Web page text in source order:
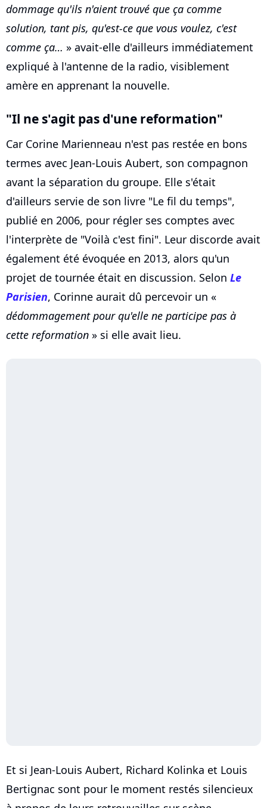
dommage qu'ils n'aient trouvé que ça comme
solution, tant pis, qu'est-ce que vous voulez, c'est
comme ça… » avait-elle d'ailleurs immédiatement
expliqué à l'antenne de la radio, visiblement
amère en apprenant la nouvelle.
"Il ne s'agit pas d'une reformation"
Car Corine Marienneau n'est pas restée en bons
termes avec Jean-Louis Aubert, son compagnon
avant la séparation du groupe. Elle s'était
d'ailleurs servie de son livre "Le fil du temps",
publié en 2006, pour régler ses comptes avec
l'interprète de "Voilà c'est fini". Leur discorde avait
également été évoquée en 2013, alors qu'un
projet de tournée était en discussion. Selon Le
Parisien, Corinne aurait dû percevoir un «
dédommagement pour qu'elle ne participe pas à
cette reformation » si elle avait lieu.
Et si Jean-Louis Aubert, Richard Kolinka et Louis
Bertignac sont pour le moment restés silencieux